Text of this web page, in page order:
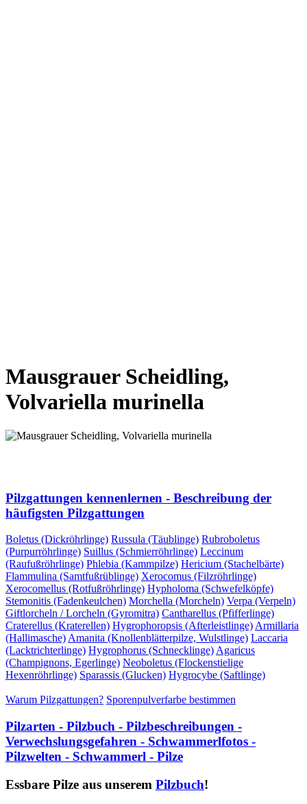
Mausgrauer Scheidling,
Volvariella murinella
Pilzgattungen kennenlernen - Beschreibung der
häufigsten Pilzgattungen
Boletus (Dickröhrlinge) Russula (Täublinge) Rubroboletus
(Purpurröhrlinge) Suillus (Schmierröhrlinge) Leccinum
(Raufußröhrlinge) Phlebia (Kammpilze) Hericium (Stachelbärte)
Flammulina (Samtfußrüblinge) Xerocomus (Filzröhrlinge)
Xerocomellus (Rotfußröhrlinge) Hypholoma (Schwefelköpfe)
Stemonitis (Fadenkeulchen) Morchella (Morcheln) Verpa (Verpeln)
Giftlorcheln / Lorcheln (Gyromitra) Cantharellus (Pfifferlinge)
Craterellus (Kraterellen) Hygrophoropsis (Afterleistlinge) Armillaria
(Hallimasche) Amanita (Knollenblätterpilze, Wulstlinge) Laccaria
(Lacktrichterlinge) Hygrophorus (Schnecklinge) Agaricus
(Champignons, Egerlinge) Neoboletus (Flockenstielige
Hexenröhrlinge) Sparassis (Glucken) Hygrocybe (Saftlinge)
Warum Pilzgattungen? Sporenpulverfarbe bestimmen
Pilzarten - Pilzbuch - Pilzbeschreibungen -
Verwechslungsgefahren - Schwammerlfotos -
Pilzwelten - Schwammerl - Pilze
Essbare Pilze aus unserem Pilzbuch!